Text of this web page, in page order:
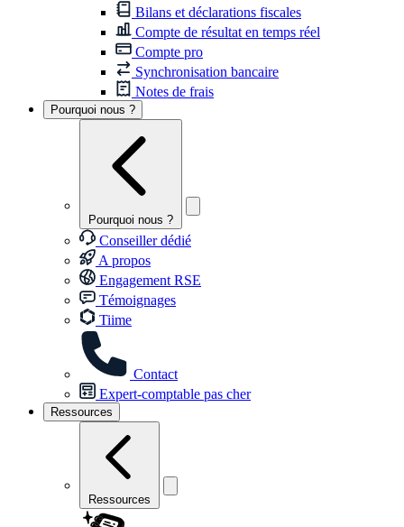
Bilans et déclarations fiscales
Compte de résultat en temps réel
Compte pro
Synchronisation bancaire
Notes de frais
Pourquoi nous ?
Pourquoi nous ?
Conseiller dédié
A propos
Engagement RSE
Témoignages
Tiime
Contact
Expert-comptable pas cher
Ressources
Ressources